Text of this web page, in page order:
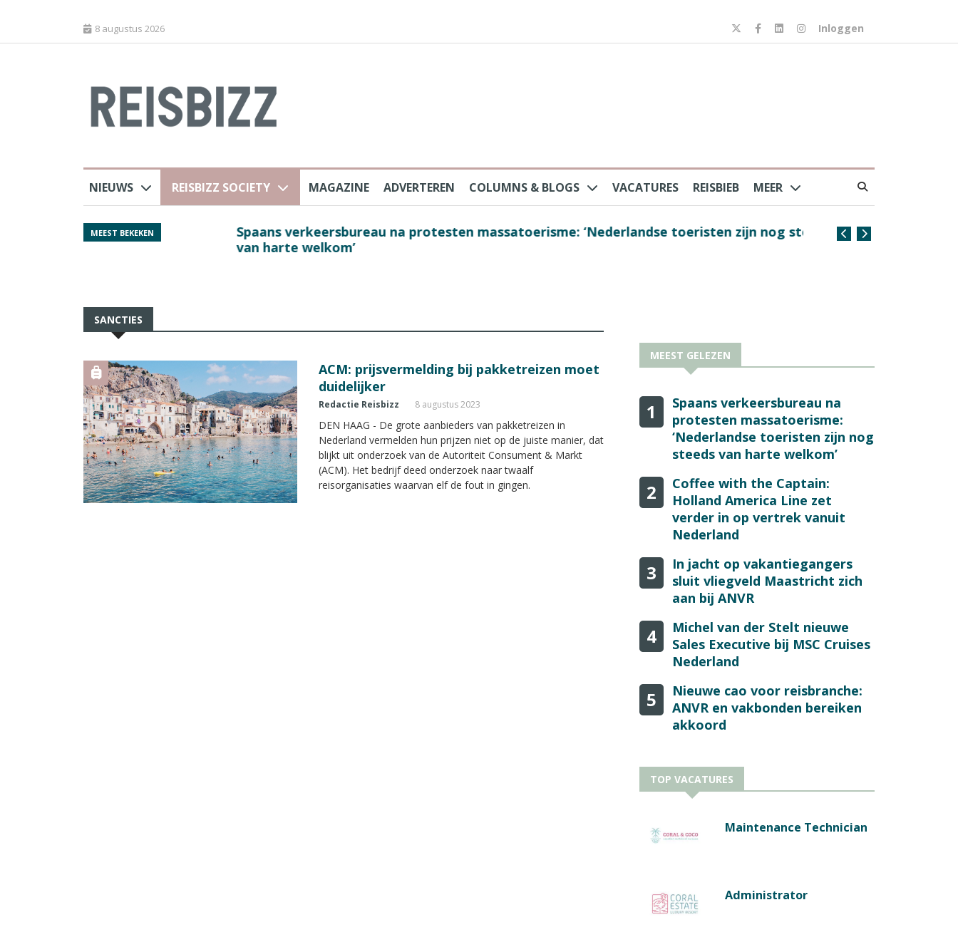
8 augustus 2026 Inloggen
NIEUWS REISBIZZ SOCIETY MAGAZINE ADVERTEREN COLUMNS & BLOGS VACATURES REISBIEB MEER
MEEST BEKEKEN
Spaans verkeersbureau na protesten massatoerisme: ‘Nederlandse toeristen zijn nog steeds
van harte welkom’
Coffee with the
SANCTIES
ACM: prijsvermelding bij pakketreizen moet
duidelijker
Redactie Reisbizz 8 augustus 2023
DEN HAAG - De grote aanbieders van pakketreizen in
Nederland vermelden hun prijzen niet op de juiste manier, dat
blijkt uit onderzoek van de Autoriteit Consument & Markt
(ACM). Het bedrijf deed onderzoek naar twaalf
reisorganisaties waarvan elf de fout in gingen.
MEEST GELEZEN
1
Spaans verkeersbureau na
protesten massatoerisme:
‘Nederlandse toeristen zijn nog
steeds van harte welkom’
2
Coffee with the Captain:
Holland America Line zet
verder in op vertrek vanuit
Nederland
3
In jacht op vakantiegangers
sluit vliegveld Maastricht zich
aan bij ANVR
4
Michel van der Stelt nieuwe
Sales Executive bij MSC Cruises
Nederland
5
Nieuwe cao voor reisbranche:
ANVR en vakbonden bereiken
akkoord
TOP VACATURES
Maintenance Technician
Administrator